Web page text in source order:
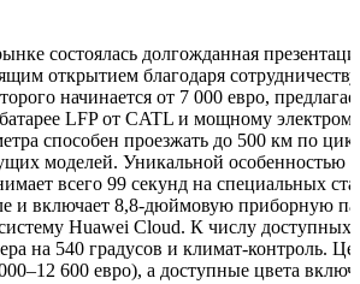
состоялась долгожданная
открытием благодаря
начинается от 7 000 евро,
LFP от CATL и мощному
способен проезжать до 500 км по
моделей. Уникальной особенностью
всего 99 секунд на специальных
и включает 8,8-дюймовую приборную
Huawei Cloud. К числу доступных
на 540 градусов и климат-контроль.
600 евро), а доступные цвета